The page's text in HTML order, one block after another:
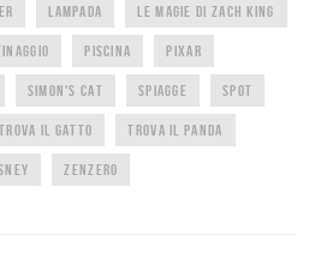
LAMPADA LE MAGIE DI ZACH KING
PISCINA PIXAR
SIMON'S CAT SPIAGGE SPOT
TROVA IL GATTO TROVA IL PANDA
ZENZERO